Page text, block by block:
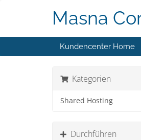
Masna
Kundencenter Home
Kategorien
Shared Hosting
Durchführen